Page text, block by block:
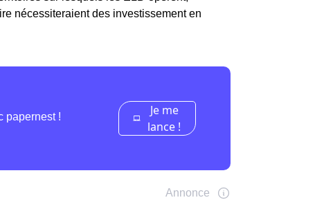
nécessiteraient des investissement en